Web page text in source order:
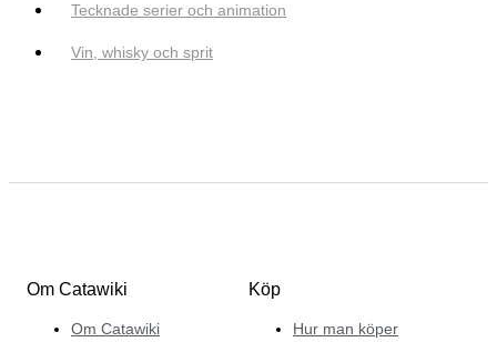
Tecknade serier och animation
Vin, whisky och sprit
Om Catawiki
Om Catawiki
Köp
Hur man köper